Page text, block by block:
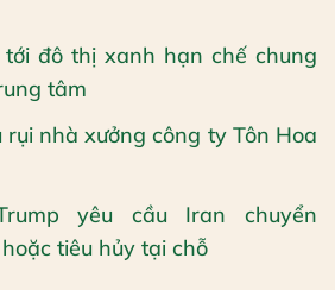
tới đô thị xanh hạn chế chung
tâm
nhà xưởng công ty Tôn Hoa
yêu cầu Iran chuyển
tiêu hủy tại chỗ